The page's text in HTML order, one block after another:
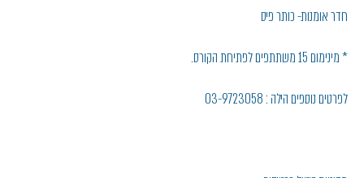
חדר אומנות- כותר פיס
* מינימום 15 משתתפים לפתיחת הקורס.
לפרטים נוספים הילה : 03-9723058